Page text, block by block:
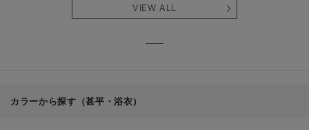
VIEW ALL
カラーから探す（甚平・浴衣）